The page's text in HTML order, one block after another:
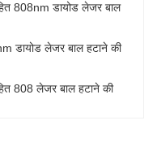
808nm डायोड लेजर बाल
डायोड लेजर बाल हटाने की
808 लेजर बाल हटाने की